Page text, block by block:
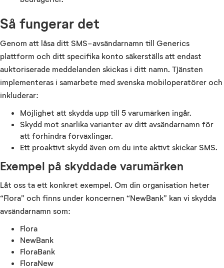
Så fungerar det
Genom att låsa ditt SMS-avsändarnamn till Generics
plattform och ditt specifika konto säkerställs att endast
auktoriserade meddelanden skickas i ditt namn. Tjänsten
implementeras i samarbete med svenska mobiloperatörer och
inkluderar:
Möjlighet att skydda upp till 5 varumärken ingår.
Skydd mot snarlika varianter av ditt avsändarnamn för
att förhindra förväxlingar.
Ett proaktivt skydd även om du inte aktivt skickar SMS.
Exempel på skyddade varumärken
Låt oss ta ett konkret exempel. Om din organisation heter
“Flora” och finns under koncernen “NewBank” kan vi skydda
avsändarnamn som:
Flora
NewBank
FloraBank
FloraNew